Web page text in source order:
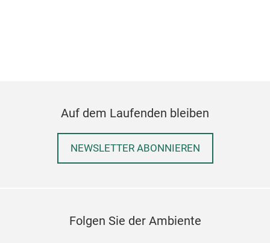
Auf dem Laufenden bleiben
NEWSLETTER ABONNIEREN
Folgen Sie der Ambiente